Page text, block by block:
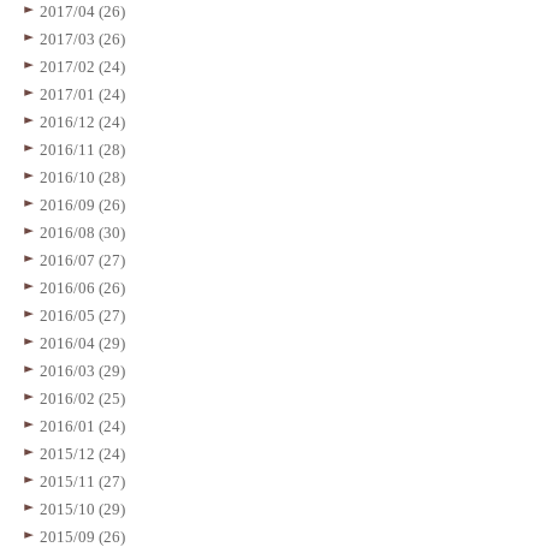
2017/04 (26)
2017/03 (26)
2017/02 (24)
2017/01 (24)
2016/12 (24)
2016/11 (28)
2016/10 (28)
2016/09 (26)
2016/08 (30)
2016/07 (27)
2016/06 (26)
2016/05 (27)
2016/04 (29)
2016/03 (29)
2016/02 (25)
2016/01 (24)
2015/12 (24)
2015/11 (27)
2015/10 (29)
2015/09 (26)